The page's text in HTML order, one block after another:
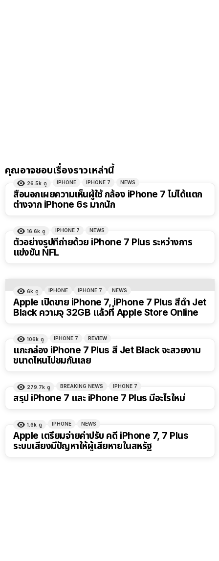
คุณอาจชอบเรื่องราวเหล่านี้
26.5k ดู IPHONE IPHONE 7 NEWS
สื่อนอกเผยความเห็นผู้ใช้ กล้อง iPhone 7 ไม่ได้แตก
ต่างจาก iPhone 6s มากนัก
16.6k ดู IPHONE 7 NEWS
ตัวอย่างรูปที่ถ่ายด้วย iPhone 7 Plus ระหว่างการ
แข่งขัน NFL
6k ดู IPHONE IPHONE 7 NEWS
Apple เปิดขาย iPhone 7, iPhone 7 Plus สีดำ Jet
Black ความจุ 32GB แล้วที่ Apple Store Online
106k ดู IPHONE 7 REVIEW
แกะกล่อง iPhone 7 Plus สี Jet Black จะสวยงาม
ขนาดไหนไปชมกันเลย
279.7k ดู BREAKING NEWS IPHONE 7
สรุป iPhone 7 และ iPhone 7 Plus มีอะไรใหม่
1.6k ดู IPHONE NEWS
Apple เตรียมจ่ายค่าปรับ คดี iPhone 7, 7 Plus
ระบบเสียงมีปัญหาให้ผู้เสียหายในสหรัฐ